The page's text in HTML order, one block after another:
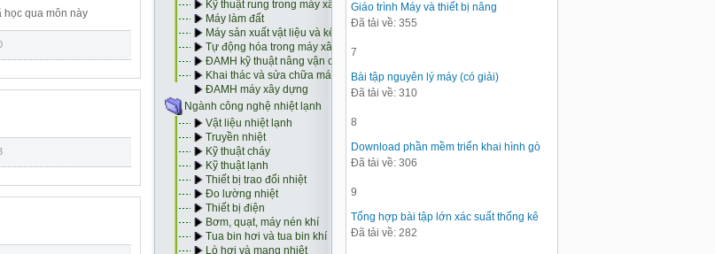
học qua môn này
Giáo trình Máy và thiết bị nâng
Đã tải về: 355
7
Bài tập nguyên lý máy (có giải)
Đã tải về: 310
8
Download phần mềm triển khai hình gò
Đã tải về: 306
9
Tổng hợp bài tập lớn xác suất thống kê
Đã tải về: 282